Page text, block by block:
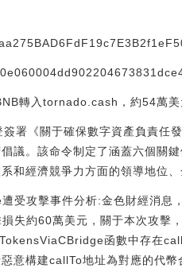
轉入tornado.cash，約54萬
署《關于確保數字資產負責任
議。該命令制定了涵蓋六個關
和經濟競爭力方面的領導地位
受攻擊事件分析:金色財經消息
失約60萬美元，關于本次攻擊
函數中存在
意構建callTo地址為對應的代